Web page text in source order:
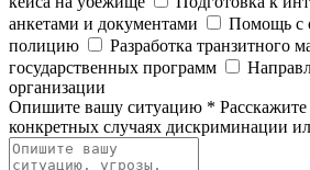
анкетами и документами
Помощь с
полицию
Разработка транзитного
государственных программ
организации
Опишите вашу ситуацию *
конкретных случаях дискриминации